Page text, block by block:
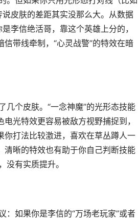
说皮肤的差距其实没那么大。从数据
李信绝活哥，靠这个英雄上分的，
带线牵制，“心灵战警”的特效在暗
个皮肤。“一念神魔”的光形态技能
光特效更容易被敌方视野捕捉到，
你打法比较激进，喜欢在草丛蹲人一
清晰的特效也有助于你自己判断技能
有实质提升。
如果你是李信的“万场老玩家”或者